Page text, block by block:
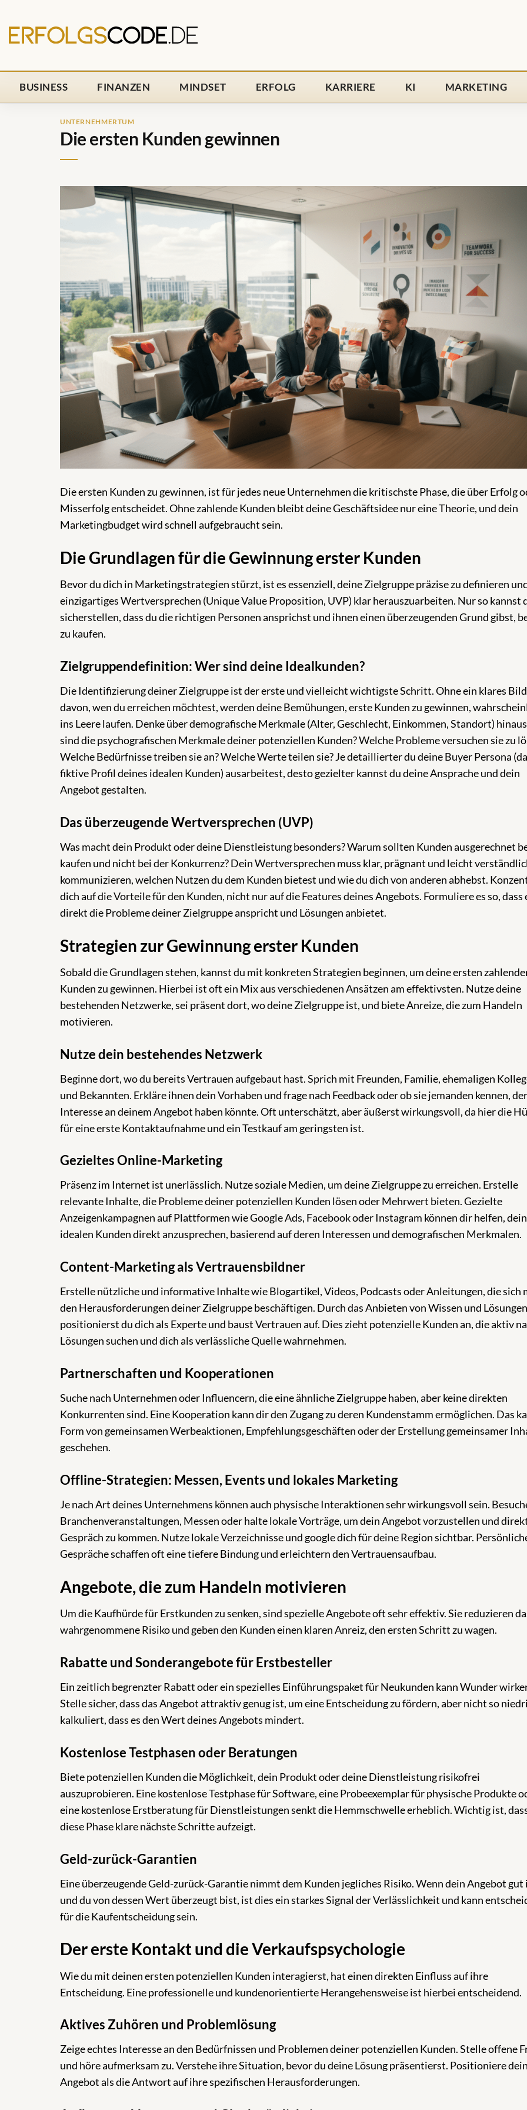
Inhalt
springen
BUSINESS FINANZEN MINDSET ERFOLG KARRIERE KI MARKETING
UNTERNEHMERTUM
Die ersten Kunden gewinnen
Die ersten Kunden zu gewinnen, ist für jedes neue Unternehmen die kritischste Phase, die über Erfolg
Misserfolg entscheidet. Ohne zahlende Kunden bleibt deine Geschäftsidee nur eine Theorie, und dein
Marketingbudget wird schnell aufgebraucht sein.
Die Grundlagen für die Gewinnung erster Kunden
Bevor du dich in Marketingstrategien stürzt, ist es essenziell, deine Zielgruppe präzise zu definieren
einzigartiges Wertversprechen (Unique Value Proposition, UVP) klar herauszuarbeiten. Nur so kannst
sicherstellen, dass du die richtigen Personen ansprichst und ihnen einen überzeugenden Grund gibst,
zu kaufen.
Zielgruppendefinition: Wer sind deine Ideal­kunden?
Die Identifizierung deiner Zielgruppe ist der erste und vielleicht wichtigste Schritt. Ohne ein klares Bild
davon, wen du erreichen möchtest, werden deine Bemühungen, erste Kunden zu gewinnen,
ins Leere laufen. Denke über demografische Merkmale (Alter, Geschlecht, Einkommen, Standort)
sind die psychografischen Merkmale deiner potenziellen Kunden? Welche Probleme versuchen sie zu
Welche Bedürfnisse treiben sie an? Welche Werte teilen sie? Je detaillierter du deine Buyer Persona
fiktive Profil deines idealen Kunden) ausarbeitest, desto gezielter kannst du deine Ansprache und dein
Angebot gestalten.
Das überzeugende Wertversprechen (UVP)
Was macht dein Produkt oder deine Dienstleistung besonders? Warum sollten Kunden ausgerechnet
kaufen und nicht bei der Konkurrenz? Dein Wertversprechen muss klar, prägnant und leicht
kommunizieren, welchen Nutzen du dem Kunden bietest und wie du dich von anderen abhebst.
dich auf die Vorteile für den Kunden, nicht nur auf die Features deines Angebots. Formuliere es so, dass
direkt die Probleme deiner Zielgruppe anspricht und Lösungen anbietet.
Strategien zur Gewinnung erster Kunden
Sobald die Grundlagen stehen, kannst du mit konkreten Strategien beginnen, um deine ersten
Kunden zu gewinnen. Hierbei ist oft ein Mix aus verschiedenen Ansätzen am effektivsten. Nutze deine
bestehenden Netzwerke, sei präsent dort, wo deine Zielgruppe ist, und biete Anreize, die zum Handeln
motivieren.
Nutze dein bestehendes Netzwerk
Beginne dort, wo du bereits Vertrauen aufgebaut hast. Sprich mit Freunden, Familie, ehemaligen
und Bekannten. Erkläre ihnen dein Vorhaben und frage nach Feedback oder ob sie jemanden kennen, der
Interesse an deinem Angebot haben könnte. Oft unterschätzt, aber äußerst wirkungsvoll, da hier die
für eine erste Kontaktaufnahme und ein Testkauf am geringsten ist.
Gezieltes Online-Marketing
Präsenz im Internet ist unerlässlich. Nutze soziale Medien, um deine Zielgruppe zu erreichen. Erstelle
relevante Inhalte, die Probleme deiner potenziellen Kunden lösen oder Mehrwert bieten. Gezielte
Anzeigenkampagnen auf Plattformen wie Google Ads, Facebook oder Instagram können dir helfen,
idealen Kunden direkt anzusprechen, basierend auf deren Interessen und demografischen Merkmalen.
Content-Marketing als Vertrauensbildner
Erstelle nützliche und informative Inhalte wie Blogartikel, Videos, Podcasts oder Anleitungen, die sich
den Herausforderungen deiner Zielgruppe beschäftigen. Durch das Anbieten von Wissen und Lösungen
positionierst du dich als Experte und baust Vertrauen auf. Dies zieht potenzielle Kunden an, die aktiv
Lösungen suchen und dich als verlässliche Quelle wahrnehmen.
Partnerschaften und Kooperationen
Suche nach Unternehmen oder Influencern, die eine ähnliche Zielgruppe haben, aber keine direkten
Konkurrenten sind. Eine Kooperation kann dir den Zugang zu deren Kundenstamm ermöglichen. Das
Form von gemeinsamen Werbeaktionen, Empfehlungsgeschäften oder der Erstellung gemeinsamer
geschehen.
Offline-Strategien: Messen, Events und lokales Marketing
Je nach Art deines Unternehmens können auch physische Interaktionen sehr wirkungsvoll sein.
Branchenveranstaltungen, Messen oder halte lokale Vorträge, um dein Angebot vorzustellen und
Gespräch zu kommen. Nutze lokale Verzeichnisse und google dich für deine Region sichtbar.
Gespräche schaffen oft eine tiefere Bindung und erleichtern den Vertrauensaufbau.
Angebote, die zum Handeln motivieren
Um die Kaufhürde für Erstkunden zu senken, sind spezielle Angebote oft sehr effektiv. Sie reduzieren
wahrgenommene Risiko und geben den Kunden einen klaren Anreiz, den ersten Schritt zu wagen.
Rabatte und Sonderangebote für Erstbesteller
Ein zeitlich begrenzter Rabatt oder ein spezielles Einführungspaket für Neukunden kann Wunder
Stelle sicher, dass das Angebot attraktiv genug ist, um eine Entscheidung zu fördern, aber nicht so
kalkuliert, dass es den Wert deines Angebots mindert.
Kostenlose Testphasen oder Beratungen
Biete potenziellen Kunden die Möglichkeit, dein Produkt oder deine Dienstleistung risikofrei
auszuprobieren. Eine kostenlose Testphase für Software, eine Probeexemplar für physische Produkte
eine kostenlose Erstberatung für Dienstleistungen senkt die Hemmschwelle erheblich. Wichtig ist,
diese Phase klare nächste Schritte aufzeigt.
Geld-zurück-Garantien
Eine überzeugende Geld-zurück-Garantie nimmt dem Kunden jegliches Risiko. Wenn dein Angebot gut
und du von dessen Wert überzeugt bist, ist dies ein starkes Signal der Verlässlichkeit und kann
für die Kaufentscheidung sein.
Der erste Kontakt und die Verkaufspsychologie
Wie du mit deinen ersten potenziellen Kunden interagierst, hat einen direkten Einfluss auf ihre
Entscheidung. Eine professionelle und kundenorientierte Herangehensweise ist hierbei entscheidend.
Aktives Zuhören und Problemlösung
Zeige echtes Interesse an den Bedürfnissen und Problemen deiner potenziellen Kunden. Stelle offene
und höre aufmerksam zu. Verstehe ihre Situation, bevor du deine Lösung präsentierst. Positioniere dein
Angebot als die Antwort auf ihre spezifischen Herausforderungen.